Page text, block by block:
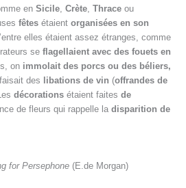
en Sicile Crète Thrace ou
fêtes étaient organisées en son
elles étaient assez étranges, comme
se flagellaient avec des fouets en
on immolait des porcs ou des béliers,
des
libations de vin (offrandes de
décorations étaient faites de
de fleurs qui rappelle la disparition de
for Persephone (E.de Morgan)